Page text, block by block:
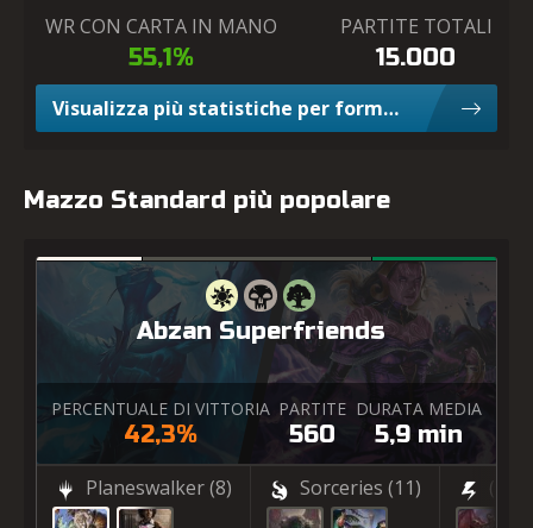
WR CON CARTA IN MANO
55,1%
PARTITE TOTALI
15.000
Visualizza più statistiche per formato Limited
Mazzo Standard più popolare
Abzan Superfriends
PERCENTUALE DI VITTORIA
42,3%
PARTITE
560
DURATA MEDIA
5,9 min
Planeswalker(8) Sorceries (11) (7)